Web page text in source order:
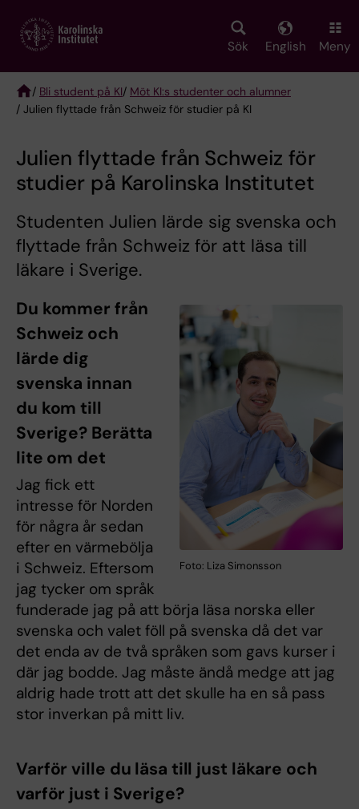
main
Sök English Meny
Breadcrumb
/ Bli student på KI/ Möt KI:s studenter och alumner
/ Julien flyttade från Schweiz för studier på KI
Julien flyttade från Schweiz för
studier på Karolinska Institutet
Studenten Julien lärde sig svenska och
flyttade från Schweiz för att läsa till
läkare i Sverige.
Foto: Liza Simonsson
Du kommer från
Schweiz och
lärde dig
svenska innan
du kom till
Sverige? Berätta
lite om det
Jag fick ett
intresse för Norden
för några år sedan
efter en värmebölja
i Schweiz. Eftersom
jag tycker om språk
funderade jag på att börja läsa norska eller
svenska och valet föll på svenska då det var
det enda av de två språken som gavs kurser i
där jag bodde. Jag måste ändå medge att jag
aldrig hade trott att det skulle ha en så pass
stor inverkan på mitt liv.
Varför ville du läsa till just läkare och
varför just i Sverige?